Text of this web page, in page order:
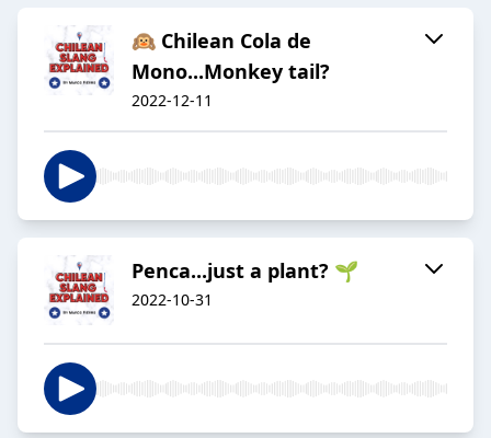
🙉 Chilean Cola de
Mono...Monkey tail?
2022-12-11
Penca...just a plant? 🌱
2022-10-31